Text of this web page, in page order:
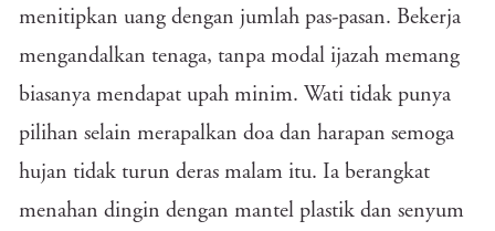
menitipkan uang dengan jumlah pas-pasan. Bekerja
mengandalkan tenaga, tanpa modal ijazah memang
biasanya mendapat upah minim. Wati tidak punya
pilihan selain merapalkan doa dan harapan semoga
hujan tidak turun deras malam itu. Ia berangkat
menahan dingin dengan mantel plastik dan senyum